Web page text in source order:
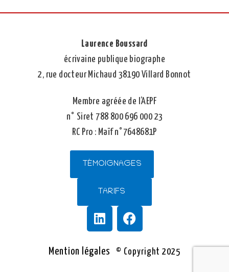
Laurence Boussard
écrivaine publique biographe
2, rue docteur Michaud 38190 Villard Bonnot
Membre agréée de l’AEPF
n° Siret 788 800 696 000 23
RC Pro : Maïf n°7648681P
TÉMOIGNAGES
TARIFS
Mention légales © Copyright 2025